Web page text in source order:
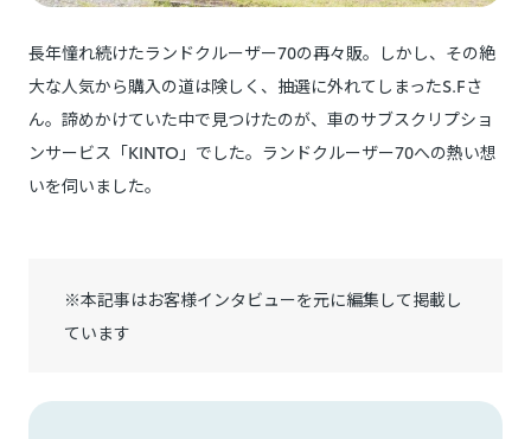
長年憧れ続けたランドクルーザー70の再々販。しかし、その絶
大な人気から購入の道は険しく、抽選に外れてしまったS.Fさ
ん。諦めかけていた中で見つけたのが、車のサブスクリプショ
ンサービス「KINTO」でした。ランドクルーザー70への熱い想
いを伺いました。
※本記事はお客様インタビューを元に編集して掲載し
ています